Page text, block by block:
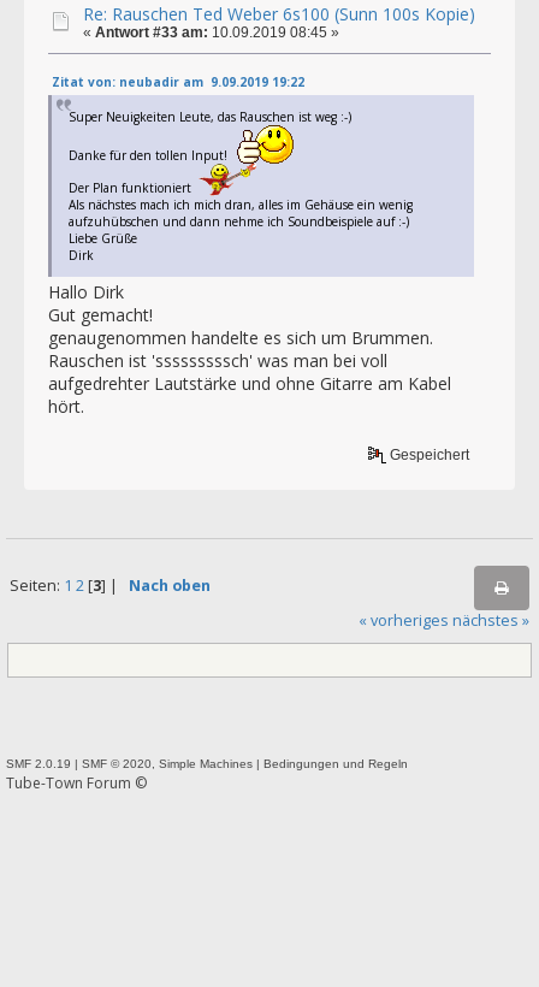
Re: Rauschen Ted Weber 6s100 (Sunn 100s Kopie)
« Antwort #33 am: 10.09.2019 08:45 »
Zitat von: neubadir am 9.09.2019 19:22
Super Neuigkeiten Leute, das Rauschen ist weg :-)
Danke für den tollen Input!
Der Plan funktioniert
Als nächstes mach ich mich dran, alles im Gehäuse ein wenig
aufzuhübschen und dann nehme ich Soundbeispiele auf :-)
Liebe Grüße
Dirk
Hallo Dirk
Gut gemacht!
genaugenommen handelte es sich um Brummen.
Rauschen ist 'sssssssssch' was man bei voll
aufgedrehter Lautstärke und ohne Gitarre am Kabel
hört.
Gespeichert
Seiten: 1 2[3] | Nach oben
« vorheriges nächstes »
SMF 2.0.19 | SMF © 2020 Simple Machines | Bedingungen und Regeln
Tube-Town Forum ©